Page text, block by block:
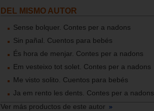
DEL MISMO AUTOR
Sense bolquer. Contes per a nadons
Sin pañal. Cuentos para bebés
És hora de menjar. Contes per a nadons
Em vesteixo tot solet. Contes per a nadons
Me visto solito. Cuentos para bebés
Ja em rento les dents. Contes per a nadons
Ver más productos de este autor